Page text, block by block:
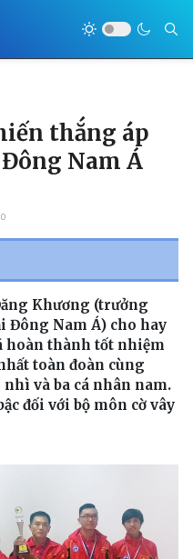
thắng áp
Nam Á
Khương (trưởng
Đông Nam Á) cho hay
hoàn thành tốt nhiệm
toàn đoàn cùng
và ba cá nhân nam.
đối với bộ môn cờ vây